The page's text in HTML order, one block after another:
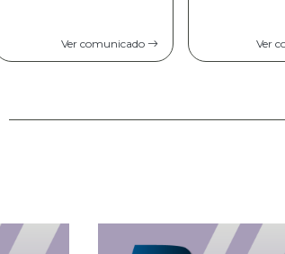
Ver comunicado